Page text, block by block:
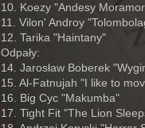
10. Koezy "Andesy
11. Vilon' Androy
12. Tarika "Haintany"
Odpały:
14. Jarosław Boberek
15. Al-Fatnujah "I like to
16. Big Cyc "Makumba"
17. Tight Fit "The Lion